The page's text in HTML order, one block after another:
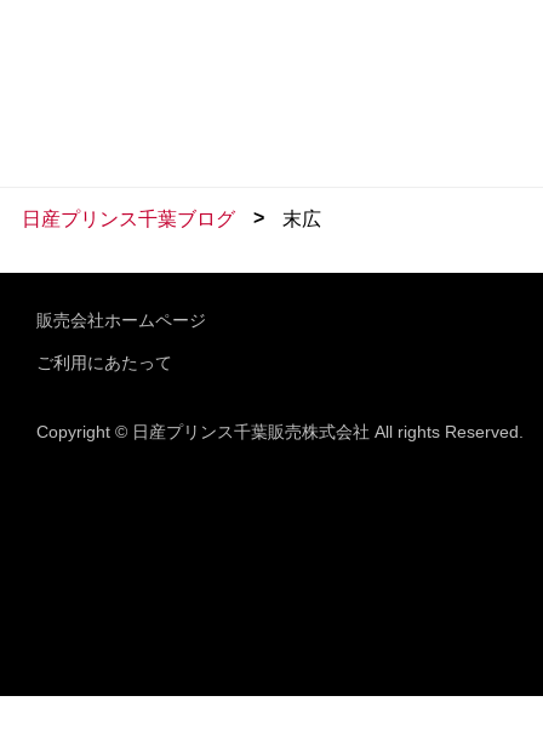
日産プリンス千葉ブログ > 末広
販売会社ホームページ
ご利用にあたって
Copyright © 日産プリンス千葉販売株式会社 All rights Reserved.